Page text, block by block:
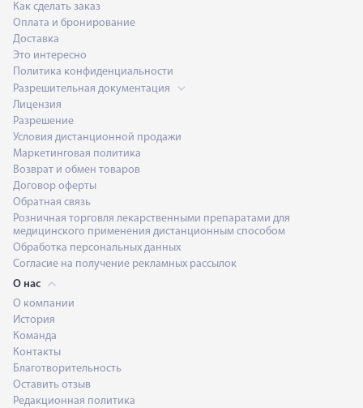
Как сделать заказ
Оплата и бронирование
Доставка
Это интересно
Политика конфиденциальности
Разрешительная документация
Лицензия
Разрешение
Условия дистанционной продажи
Маркетинговая политика
Возврат и обмен товаров
Договор оферты
Обратная связь
Розничная торговля лекарственными препаратами для
медицинского применения дистанционным способом
Обработка персональных данных
Согласие на получение рекламных рассылок
О нас
О компании
История
Команда
Контакты
Благотворительность
Оставить отзыв
Редакционная политика